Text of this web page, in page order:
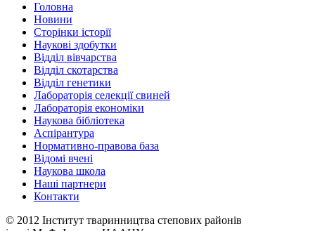
Головна
Новини
Сторінки історії
Наукові здобутки
Відділ вівчарства
Відділ скотарства
Відділ генетики
Лабораторія селекції свиней
Лабораторія економіки
Наукова бібліотека
Аспірантура
Нормативно-правова база
Відомі вчені
Наукова школа
Наші партнери
Контакти
© 2012 Інститут тваринництва степових районів